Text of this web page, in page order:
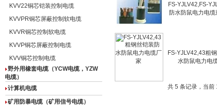
KVV22铜芯铠装控制电缆
KVVPR铜芯屏蔽控制软电缆
KVVR铜芯控制软电缆
KVVP铜芯屏蔽控制电缆
KVV铜芯控制电缆
野外用橡套电缆（YCW电缆，YZW
电缆）
计算机电缆
矿用防暴电缆（矿用信号电缆）
FS-YJLV42,FS-
防水防鼠电力电
FS-YJLV42,43粗
水防鼠电力电
共 5 条记录，当